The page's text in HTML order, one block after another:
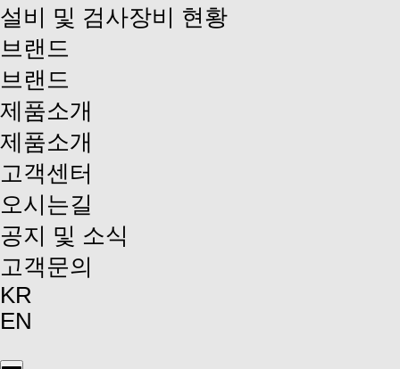
설비 및 검사장비 현황
브랜드
브랜드
제품소개
제품소개
고객센터
오시는길
공지 및 소식
고객문의
KR
EN